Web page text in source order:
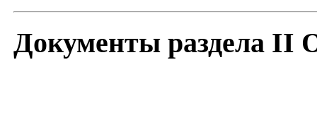
Документы раздела II